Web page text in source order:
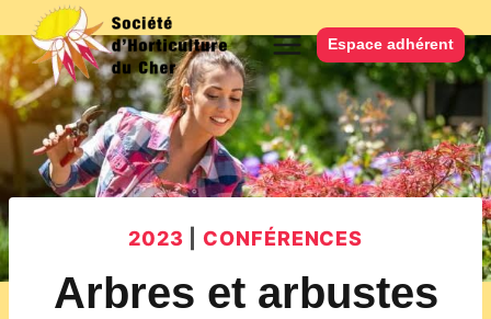
Aller
au
contenu
Espace adhérent
2023 |CONFÉRENCES
Arbres et arbustes